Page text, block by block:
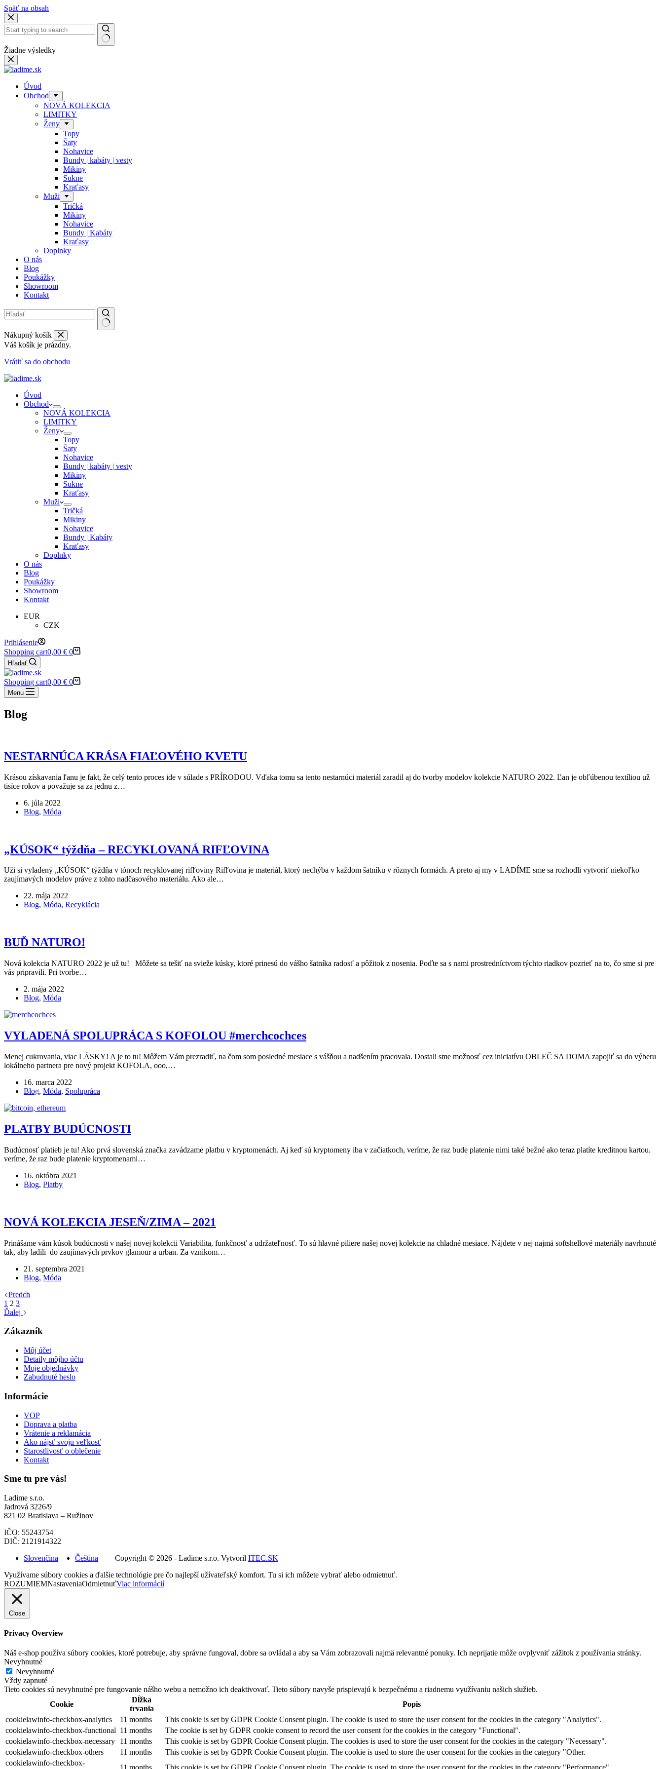
Späť na obsah
Žiadne výsledky
Úvod
Obchod
NOVÁ KOLEKCIA
LIMITKY
Ženy
Topy
Šaty
Nohavice
Bundy | kabáty | vesty
Mikiny
Sukne
Kraťasy
Muži
Tričká
Mikiny
Nohavice
Bundy | Kabáty
Kraťasy
Doplnky
O nás
Blog
Poukážky
Showroom
Kontakt
Nákupný košík
Váš košík je prázdny.
Vrátiť sa do obchodu
Úvod
Obchod
NOVÁ KOLEKCIA
LIMITKY
Ženy
Topy
Šaty
Nohavice
Bundy | kabáty | vesty
Mikiny
Sukne
Kraťasy
Muži
Tričká
Mikiny
Nohavice
Bundy | Kabáty
Kraťasy
Doplnky
O nás
Blog
Poukážky
Showroom
Kontakt
EUR
CZK
Prihlásenie
Shopping cart0,00 € 0
Hľadať
Shopping cart0,00 € 0
Menu
Blog
NESTARNÚCA KRÁSA FIAĽOVÉHO KVETU
Krásou získavania ľanu je fakt, že celý tento proces ide v súlade s PRÍRODOU. Vďaka tomu sa tento nestarnúci materiál zaradil aj do tvorby modelov kolekcie NATURO 2022. Ľan je obľúbenou textíliou už
tisíce rokov a považuje sa za jednu z…
6. júla 2022
Blog, Móda
„KÚSOK“ týždňa – RECYKLOVANÁ RIFĽOVINA
Uži si vyladený „KÚSOK“ týždňa v tónoch recyklovanej rifľoviny Rifľovina je materiál, ktorý nechýba v každom šatníku v rôznych formách. A preto aj my v LADÍME sme sa rozhodli vytvoriť niekoľko
zaujímavých modelov práve z tohto nadčasového materiálu. Ako ale…
22. mája 2022
Blog, Móda, Recyklácia
BUĎ NATURO!
Nová kolekcia NATURO 2022 je už tu! Môžete sa tešiť na svieže kúsky, ktoré prinesú do vášho šatníka radosť a pôžitok z nosenia. Poďte sa s nami prostredníctvom týchto riadkov pozrieť na to, čo sme si pre
vás pripravili. Pri tvorbe…
2. mája 2022
Blog, Móda
VYLADENÁ SPOLUPRÁCA S KOFOLOU #merchcochces
Menej cukrovania, viac LÁSKY! A je to tu! Môžem Vám prezradiť, na čom som posledné mesiace s vášňou a nadšením pracovala. Dostali sme možnosť cez iniciatívu OBLEČ SA DOMA zapojiť sa do výberu
lokálneho partnera pre nový projekt KOFOLA, ooo,…
16. marca 2022
Blog, Móda, Spolupráca
PLATBY BUDÚCNOSTI
Budúcnosť platieb je tu! Ako prvá slovenská značka zavádzame platbu v kryptomenách. Aj keď sú kryptomeny iba v začiatkoch, veríme, že raz bude platenie nimi také bežné ako teraz platíte kreditnou kartou.
veríme, že raz bude platenie kryptomenami…
16. októbra 2021
Blog, Platby
NOVÁ KOLEKCIA JESEŇ/ZIMA – 2021
Prinášame vám kúsok budúcnosti v našej novej kolekcii Variabilita, funkčnosť a udržateľnosť. To sú hlavné piliere našej novej kolekcie na chladné mesiace. Nájdete v nej najmä softshellové materiály navrhnuté
tak, aby ladili do zaujímavých prvkov glamour a urban. Za vznikom…
21. septembra 2021
Blog, Móda
Predch
1 2 3
Ďalej
Zákazník
Môj účet
Detaily môjho účtu
Moje objednávky
Zabudnuté heslo
Informácie
VOP
Doprava a platba
Vrátenie a reklamácia
Ako nájsť svoju veľkosť
Starostlivosť o oblečenie
Kontakt
Sme tu pre vás!
Ladime s.r.o.
Jadrová 3226/9
821 02 Bratislava – Ružinov
IČO: 55243754
DIČ: 2121914322
Slovenčina
Čeština Copyright © 2026 - Ladime s.r.o. Vytvoril ITEC.SK
Využívame súbory cookies a ďalšie technológie pre čo najlepší užívateľský komfort. Tu si ich môžete vybrať alebo odmietnuť.
ROZUMIEMNastaveniaOdmietnuťViac informácií
Close
Privacy Overview
Náš e-shop používa súbory cookies, ktoré potrebuje, aby správne fungoval, dobre sa ovládal a aby sa Vám zobrazovali najmä relevantné ponuky. Ich neprijatie môže ovplyvniť zážitok z používania stránky.
Nevyhnutné
Nevyhnutné
Vždy zapnuté
Tieto cookies sú nevyhnutné pre fungovanie nášho webu a nemožno ich deaktivovať. Tieto súbory navyše prispievajú k bezpečnému a riadnemu využívaniu našich služieb.
Cookie
Dĺžka
trvania
Popis
cookielawinfo-checkbox-analytics
11 months
This cookie is set by GDPR Cookie Consent plugin. The cookie is used to store the user consent for the cookies in the category "Analytics".
cookielawinfo-checkbox-functional 11 months
The cookie is set by GDPR cookie consent to record the user consent for the cookies in the category "Functional".
cookielawinfo-checkbox-necessary
11 months
This cookie is set by GDPR Cookie Consent plugin. The cookies is used to store the user consent for the cookies in the category "Necessary".
cookielawinfo-checkbox-others
11 months
This cookie is set by GDPR Cookie Consent plugin. The cookie is used to store the user consent for the cookies in the category "Other.
cookielawinfo-checkbox-
11 months This cookie is set by GDPR Cookie Consent plugin. The cookie is used to store the user consent for the cookies in the category "Performance".